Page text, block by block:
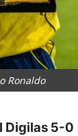
Ronaldo
Digilas 5-0